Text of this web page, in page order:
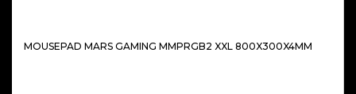
MOUSEPAD MARS GAMING MMPRGB2 XXL 800X300X4MM